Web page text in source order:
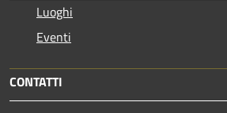
Luoghi
Eventi
CONTATTI